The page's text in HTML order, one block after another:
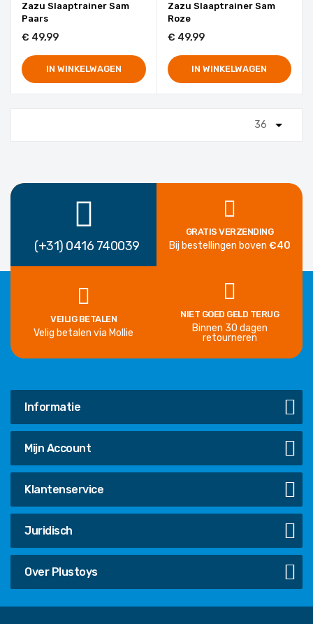
Zazu Slaaptrainer Sam
Paars
€ 49,99
IN WINKELWAGEN
Zazu Slaaptrainer Sam
Roze
€ 49,99
IN WINKELWAGEN
(+31) 0416 740039
GRATIS VERZENDING
Bij bestellingen boven €40
VEILIG BETALEN
Velig betalen via Mollie
NIET GOED GELD TERUG
Binnen 30 dagen
retourneren
Informatie
Mijn Account
Klantenservice
Juridisch
Over Plustoys